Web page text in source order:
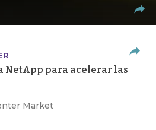
NetApp para acelerar las
Market